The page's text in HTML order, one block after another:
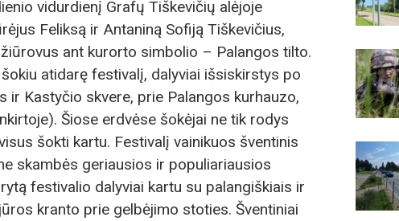
vidurdienį Grafų Tiškevičių alėjoje
Feliksą ir Antaniną Sofiją Tiškevičius,
ant kurorto simbolio – Palangos tilto.
atidarę festivalį, dalyviai išsiskirstys po
ir Kastyčio skvere, prie Palangos kurhauzo,
Šiose erdvėse šokėjai ne tik rodys
šokti kartu. Festivalį vainikuos šventinis
skambės geriausios ir populiariausios
festivalio dalyviai kartu su palangiškiais ir
kranto prie gelbėjimo stoties. Šventiniai